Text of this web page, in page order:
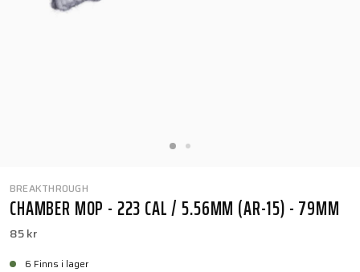
BREAKTHROUGH
CHAMBER MOP - 223 CAL / 5.56MM (AR-15) - 79MM
85 kr
6 Finns i lager